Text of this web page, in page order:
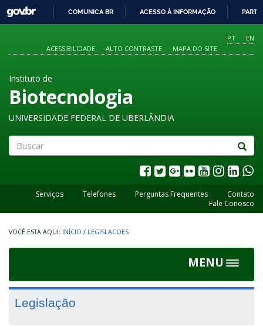
O
CONTEÚDO
GOVBR
COMUNICA BR ACESSO À INFORMAÇÃO
PT
EN
ACESSIBILIDADE
ALTO CONTRASTE MAPA DO SITE
Instituto de
Biotecnologia
UNIVERSIDADE FEDERAL DE UBERLÂNDIA
Serviços Telefones Perguntas Frequentes
Contato
Fale Conosco
INÍCIO / LEGISLACOES
MENU
Toggle
Legislação